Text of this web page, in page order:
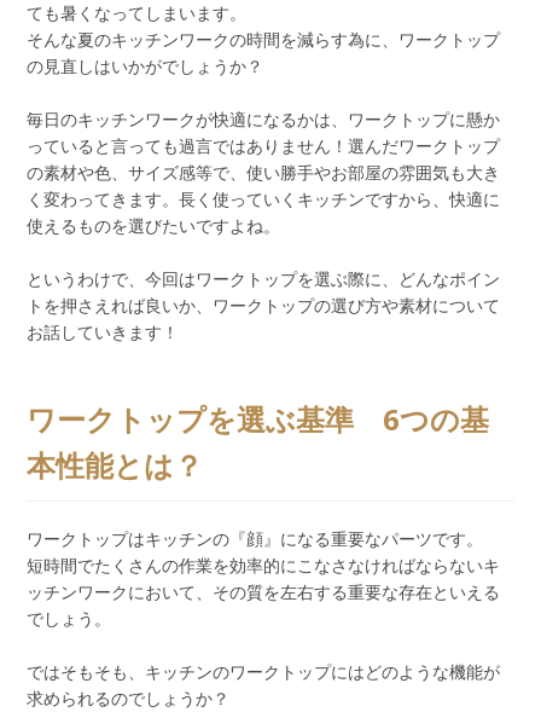
ても暑くなってしまいます。
そんな夏のキッチンワークの時間を減らす為に、ワークトップ
の見直しはいかがでしょうか？
毎日のキッチンワークが快適になるかは、ワークトップに懸か
っていると言っても過言ではありません！選んだワークトップ
の素材や色、サイズ感等で、使い勝手やお部屋の雰囲気も大き
く変わってきます。長く使っていくキッチンですから、快適に
使えるものを選びたいですよね。
というわけで、今回はワークトップを選ぶ際に、どんなポイン
トを押さえれば良いか、ワークトップの選び方や素材について
お話していきます！
ワークトップを選ぶ基準 6つの基
本性能とは？
ワークトップはキッチンの『顔』になる重要なパーツです。
短時間でたくさんの作業を効率的にこなさなければならないキ
ッチンワークにおいて、その質を左右する重要な存在といえる
でしょう。
ではそもそも、キッチンのワークトップにはどのような機能が
求められるのでしょうか？